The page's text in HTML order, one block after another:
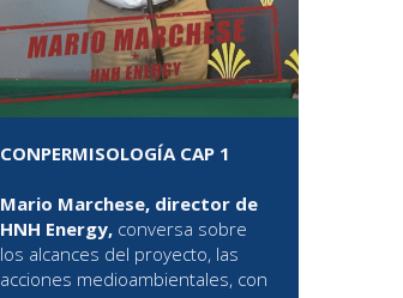
CONPERMISOLOGÍA CAP 1
Mario Marchese, director de
HNH Energy, conversa sobre
los alcances del proyecto, las
acciones medioambientales, con